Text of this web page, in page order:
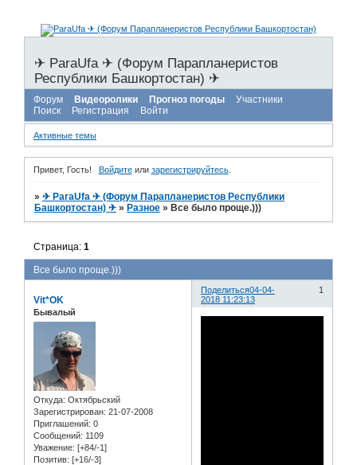
✈ ParaUfa ✈ (Форум Парапланеристов
Республики Башкортостан) ✈
Форум Видеоролики Прогноз погоды
Участники
Поиск
Регистрация Войти
Активные темы
Привет, Гость! Войдитеили зарегистрируйтесь.
»✈ ParaUfa ✈ (Форум Парапланеристов Республики
Башкортостан) ✈ » Разное » Все было проще.)))
Все было проще.)))
Страница:1
Поделиться 1
04-04-
2018 11:23:13
Vit*OK
Бывалый
Откуда: Oктябрьский
Зарегистрирован: 21-07-2008
Приглашений: 0
Сообщений: 1109
Уважение: [+84/-1]
Позитив: [+16/-3]